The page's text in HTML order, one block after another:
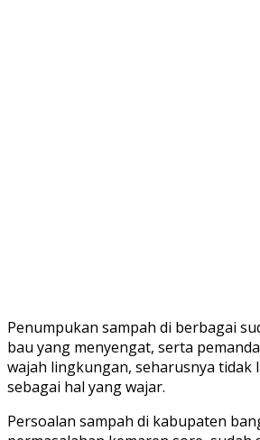
Penumpukan sampah di berbagai
bau yang menyengat, serta
wajah lingkungan, seharusnya tidak
sebagai hal yang wajar.
Persoalan sampah di kabupaten